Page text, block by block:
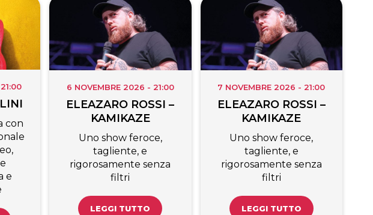
con
e
6 NOVEMBRE 2026 - 21:00
ELEAZARO ROSSI –
KAMIKAZE
Uno show feroce,
tagliente, e
rigorosamente senza
filtri
LEGGI TUTTO
7 NOVEMBRE 2026 - 21:00
ELEAZARO ROSSI –
KAMIKAZE
Uno show feroce,
tagliente, e
rigorosamente senza
filtri
LEGGI TUTTO